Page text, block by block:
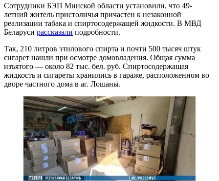
Сотрудники БЭП Минской области установили, что 49-
летний житель пристоличья причастен к незаконной
реализации табака и спиртосодержащей жидкости. В МВД
Беларуси рассказали подробности.
Так, 210 литров этилового спирта и почти 500 тысяч штук
сигарет нашли при осмотре домовладения. Общая сумма
изъятого — около 82 тыс. бел. руб. Спиртосодержащая
жидкость и сигареты хранились в гараже, расположенном во
дворе частного дома в аг. Лошаны.